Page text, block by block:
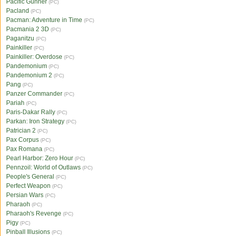
Pacific Gunner (PC)
Pacland (PC)
Pacman: Adventure in Time (PC)
Pacmania 2 3D (PC)
Paganitzu (PC)
Painkiller (PC)
Painkiller: Overdose (PC)
Pandemonium (PC)
Pandemonium 2 (PC)
Pang (PC)
Panzer Commander (PC)
Pariah (PC)
Paris-Dakar Rally (PC)
Parkan: Iron Strategy (PC)
Patrician 2 (PC)
Pax Corpus (PC)
Pax Romana (PC)
Pearl Harbor: Zero Hour (PC)
Pennzoil: World of Outlaws (PC)
People's General (PC)
Perfect Weapon (PC)
Persian Wars (PC)
Pharaoh (PC)
Pharaoh's Revenge (PC)
Pigy (PC)
Pinball Illusions (PC)